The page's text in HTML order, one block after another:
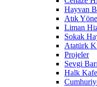
Hayvan
Atık
Liman
Sokak
Atatürk
Projeler
Sevgi
Halk Kafe